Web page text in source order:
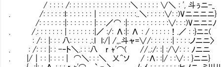
/ : : : : /: : : : : : : : : : : : : : : :＼ : : : : : ∨＼ : ', 斗ぅニ-_
. /: : : : : :l: : : : : : :｜: : : : : : : : : :..＼: : : : :∨: :)Vニニニニ}
/: : : : : : :|: : : : : : : |: : :／⌒ :|: : : : : : : : : : :∨: : :)Vニニﾆﾉ
. /.: : : : : : : | : : : : : : :|／ :/: Λ:|: Λ : / : : : : :！.／ : :}ニﾆ(
: /: : |: : : 八: : : : : .:.l l:/| /,,.斗ャ=∨/: : : : : :| : : : :ノニニ〉
. : /: : : |: : -‐ト＼.: : :八 r ｬ'⌒( //..:/: :| :/∨: : :
. |/｜: : |: : : : | ⌒＼: : :＼ 乂^ソ / :Λ: :|/ : :∨: : }ニニ}